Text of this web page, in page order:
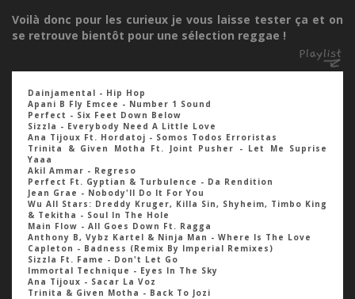
Voilà donc pour les curieux je vous laisse tester ça et on
se retrouve bientôt pour une sélection reggae !
Dainjamental - Hip Hop
Apani B Fly Emcee - Number 1 Sound
Perfect - Six Feet Down Below
Sizzla - Everybody Need A Little Love
Ana Tijoux Ft. Hordatoj - Somos Todos Erroristas
Trinita & Given Motha Ft. Joint Pusher - Let Me Suprise
Yaaa
Akil Ammar - Regreso
Perfect Ft. Gyptian & Turbulence - Da Rendition
Jean Grae - Nobody'll Do It For You
Wu All Stars: Dreddy Kruger, Killa Sin, Shyheim, Timbo King
& Tekitha - Soul In The Hole
Main Flow - All Goes Down Ft. Ragga
Anthony B, Vybz Kartel & Ninja Man - Where Is The Love
Capleton - Badness (Remix By Imperial Remixes)
Sizzla Ft. Fame - Don't Let Go
Immortal Technique - Eyes In The Sky
Ana Tijoux - Sacar La Voz
Trinita & Given Motha - Back To Jozi